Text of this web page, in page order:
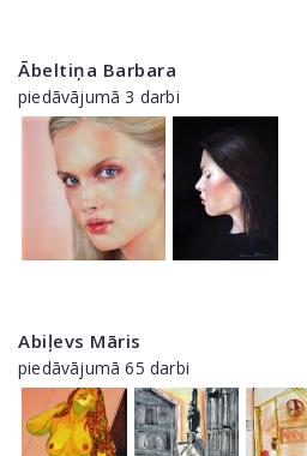
Ābeltiņa Barbara
piedāvājumā 3 darbi
Abiļevs Māris
piedāvājumā 65 darbi